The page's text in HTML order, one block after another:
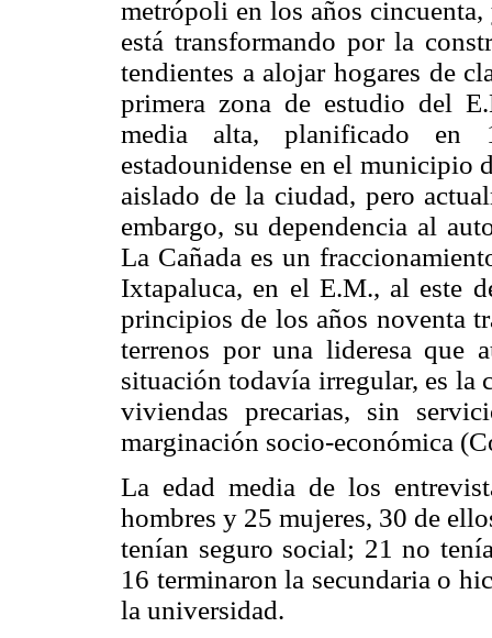
metrópoli en los años
está transformando por la
tendientes a alojar hogares de
primera zona de estudio del
media alta, planificado
estadounidense en el municipio
aislado de la ciudad, pero
embargo, su dependencia al
La Cañada es un
Ixtapaluca, en el E.M., al este
principios de los años noventa
terrenos por una lideresa que
situación todavía irregular, es la
viviendas precarias, sin
marginación socio-económica
La edad media de los
hombres y 25 mujeres, 30 de
tenían seguro social; 21 no
16 terminaron la secundaria o
la universidad.